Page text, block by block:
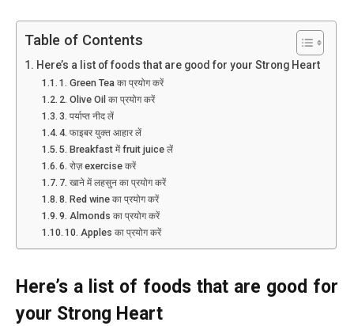
Table of Contents
Here’s a list of foods that are good for your Strong Heart
1. Green Tea का प्रयोग करें
2. Olive Oil का प्रयोग करें
3. पर्याप्त नीद लें
4. फाइबर युक्त आहार लें
5. Breakfast में fruit juice लें
6. रोज़ exercise करें
7. खाने में लहसुन का प्रयोग करें
8. Red wine का प्रयोग करें
9. Almonds का प्रयोग करें
10. Apples का प्रयोग करें
Here’s a list of foods that are good for
your Strong Heart